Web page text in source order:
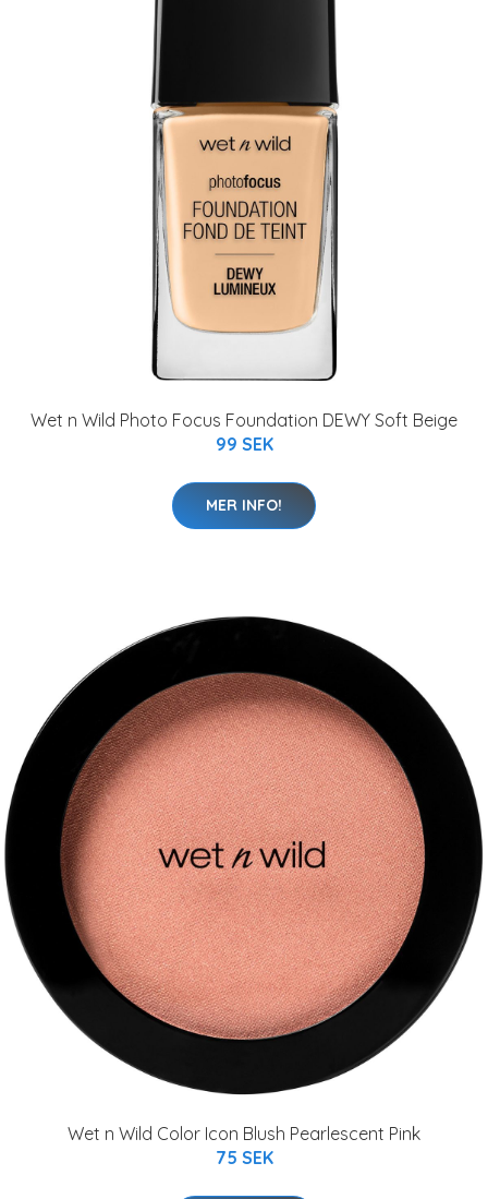
Wet n Wild Photo Focus Foundation DEWY Soft Beige
99 SEK
MER INFO!
Wet n Wild Color Icon Blush Pearlescent Pink
75 SEK